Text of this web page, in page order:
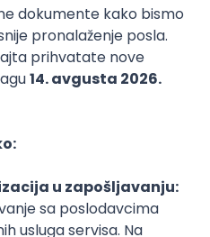
ili karijerni put u
interesovanjima i
da će biti zadovoljna
ulagati trud u svoj
ovo vodi ka većem
Filipović Babić.
smanjuje potrebu za
profesije, jer su
sklonostima i